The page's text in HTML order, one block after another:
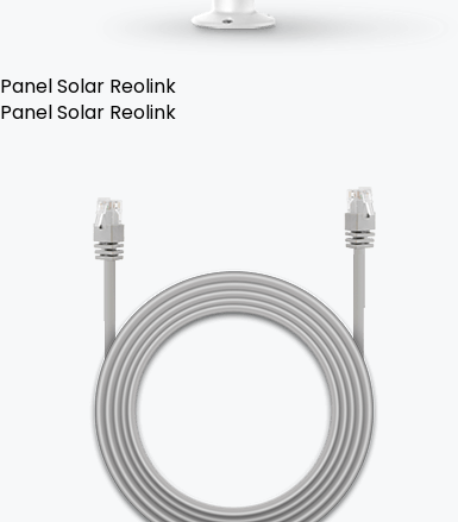
Panel Solar Reolink
Panel Solar Reolink